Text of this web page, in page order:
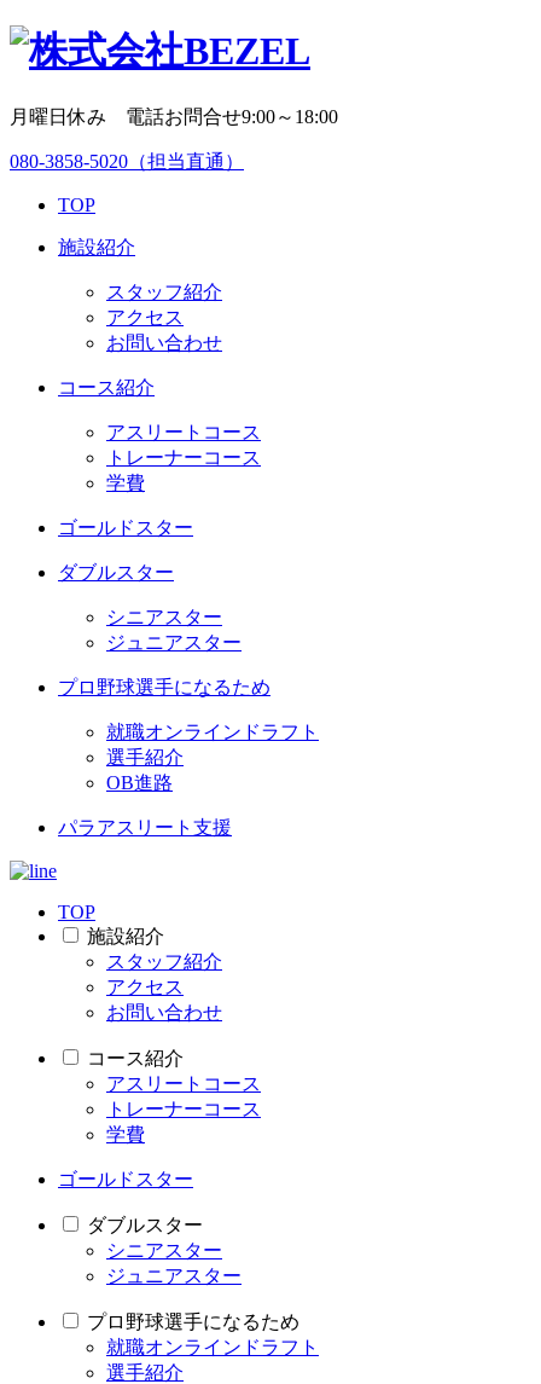
月曜日休み 電話お問合せ9:00～18:00
080-3858-5020 （担当直通）
TOP
施設紹介
スタッフ紹介
アクセス
お問い合わせ
コース紹介
アスリートコース
トレーナーコース
学費
ゴールドスター
ダブルスター
シニアスター
ジュニアスター
プロ野球選手になるため
就職オンラインドラフト
選手紹介
OB進路
パラアスリート支援
TOP
施設紹介
スタッフ紹介
アクセス
お問い合わせ
コース紹介
アスリートコース
トレーナーコース
学費
ゴールドスター
ダブルスター
シニアスター
ジュニアスター
プロ野球選手になるため
就職オンラインドラフト
選手紹介